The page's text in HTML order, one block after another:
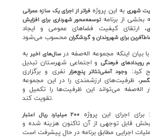
شهری به این پروژهفراتر از اجرای یک سازه عمرانی
بخشی از برنامهتوسعه‌محور شهرداری برای افزایش
ارتقای کیفیت فضاهای عمومی و ایجاد
برای شهروندان و گردشگران
بیان اینکه مجموعه اله‌صفه درسال‌های اخیربه
رویدادهای فرهنگی و اجتماعی شهرستان تبدیل
کرد: وجود آمفی‌تئاتر پنج‌هزارنفری و برگزاری
ظرفیت‌های ارزشمندی را در این مجموعه
اله‌صفه می‌تواند این ظرفیت‌ها را تکمیل و
تقویت کند.
برای اجرای این پروژه
۲۰۰ میلیارد ریال اعتبار
قابل توجهی از آن تاکنون هزینه شده و